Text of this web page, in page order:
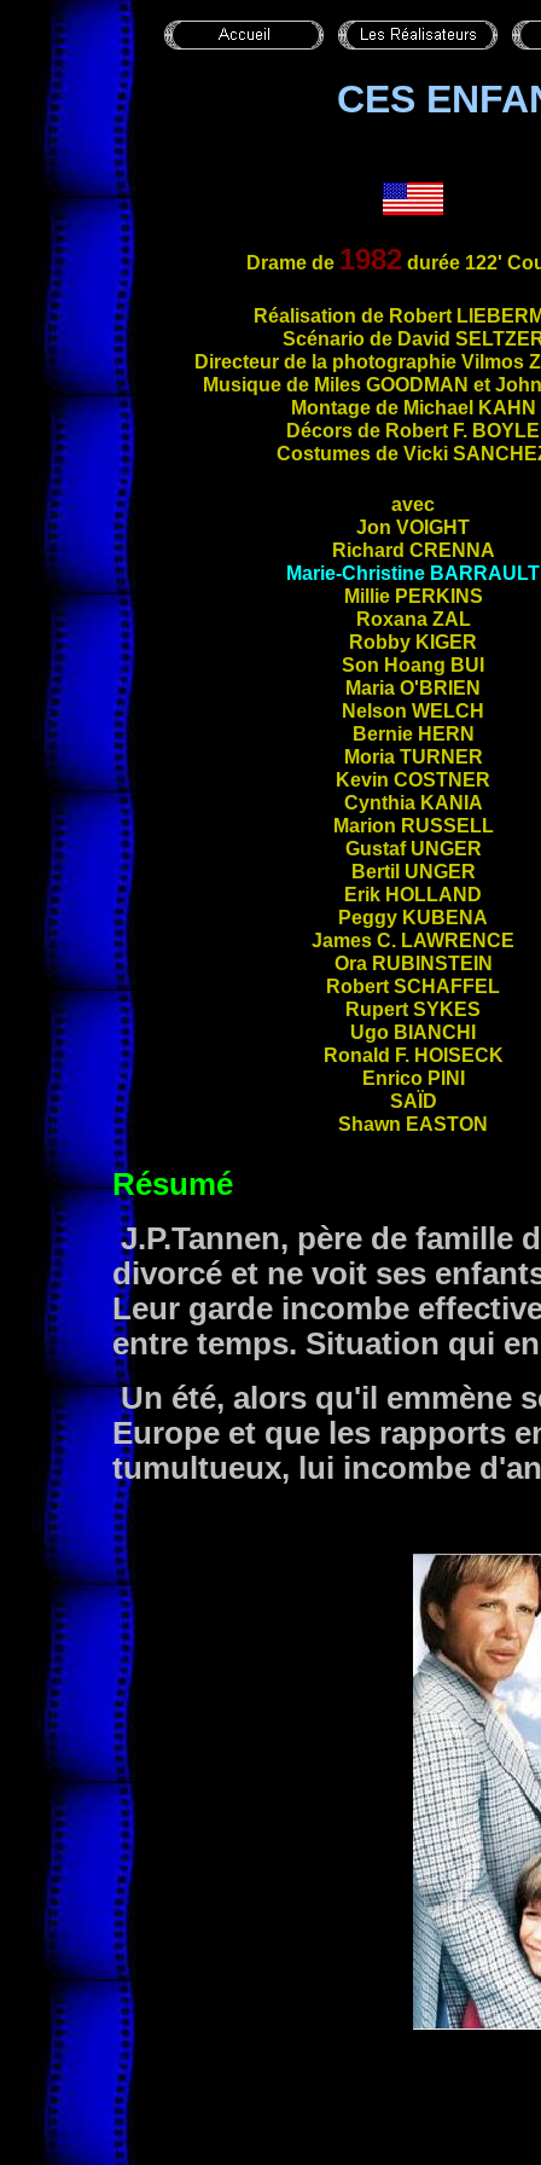
CES
Drame de 1982durée 122'
Réalisation de Robert
Scénario de David
Directeur de la photographie Vilmos
Musique de Miles GOODMAN et
Montage de Michael KAHN
Décors de Robert F. BOYLE
Costumes de Vicki
avec
Jon VOIGHT
Richard CRENNA
Marie-Christine BARRAULT
Millie PERKINS
Roxana ZAL
Robby KIGER
Son Hoang BUI
Maria O'BRIEN
Nelson WELCH
Bernie HERN
Moria TURNER
Kevin COSTNER
Cynthia KANIA
Marion RUSSELL
Gustaf UNGER
Bertil UNGER
Erik HOLLAND
Peggy KUBENA
James C. LAWRENCE
Ora RUBINSTEIN
Robert SCHAFFEL
Rupert SYKES
Ugo BIANCHI
Ronald F. HOISECK
Enrico PINI
SAÏD
Shawn EASTON
Résumé
J.P.Tannen, père de famille
divorcé et ne voit ses
Leur garde incombe
entre temps. Situation qui
Un été, alors qu'il emmène
Europe et que les rapports
tumultueux, lui incombe